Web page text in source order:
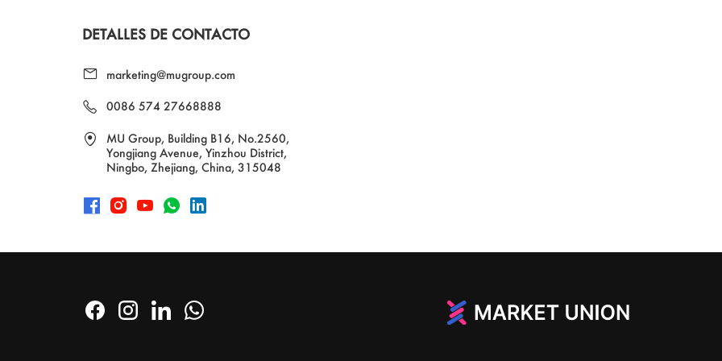
DETALLES DE CONTACTO
marketing@mugroup.com
0086 574 27668888
MU Group, Building B16, No.2560,
Yongjiang Avenue, Yinzhou District,
Ningbo, Zhejiang, China, 315048